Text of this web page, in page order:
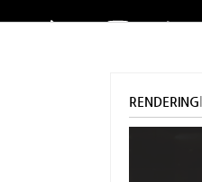
RENDERING